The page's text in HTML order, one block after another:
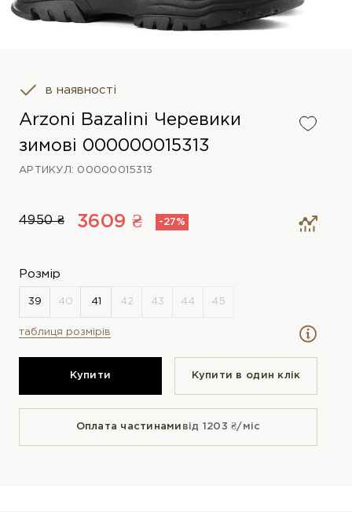
в наявності
Arzoni Bazalini Черевики
зимові 000000015313
АРТИКУЛ: 00000015313
4950 ₴ 3609 ₴ -27%
Розмір
таблиця розмірів
Купити Купити в один клiк
Оплата частинами від 1203 ₴/міс